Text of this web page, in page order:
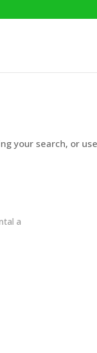
your search, or
a